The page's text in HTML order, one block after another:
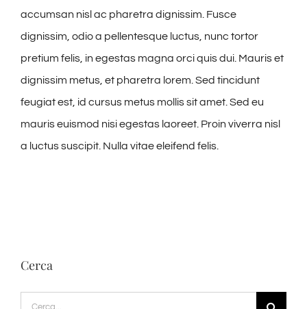
accumsan nisl ac pharetra dignissim. Fusce
dignissim, odio a pellentesque luctus, nunc tortor
pretium felis, in egestas magna orci quis dui. Mauris et
dignissim metus, et pharetra lorem. Sed tincidunt
feugiat est, id cursus metus mollis sit amet. Sed eu
mauris euismod nisi egestas laoreet. Proin viverra nisl
a luctus suscipit. Nulla vitae eleifend felis.
Cerca
Cerca